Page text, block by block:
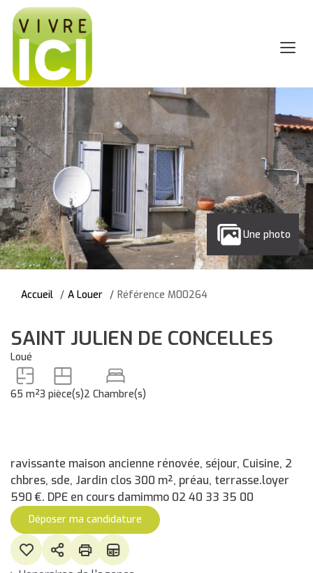
Une photo
Accueil A Louer Référence M00264
SAINT JULIEN DE CONCELLES
Loué
65 m²3 pièce(s)2 Chambre(s)
ravissante maison ancienne rénovée, séjour, Cuisine, 2
chbres, sde, Jardin clos 300 m², préau, terrasse.loyer
590 €. DPE en cours damimmo 02 40 33 35 00
Déposer ma candidature